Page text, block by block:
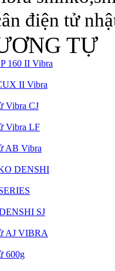
điện tử
TỰ